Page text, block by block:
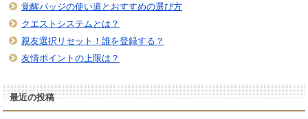
覚醒バッジの使い道とおすすめの選び方
クエストシステムとは？
親友選択リセット！誰を登録する？
友情ポイントの上限は？
最近の投稿